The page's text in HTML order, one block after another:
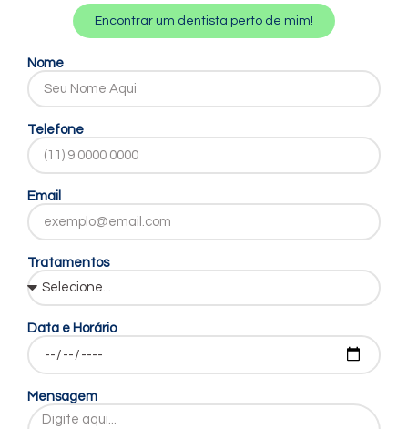
Encontrar um dentista perto de mim!
Nome
Telefone
Email
Tratamentos
Data e Horário
Mensagem